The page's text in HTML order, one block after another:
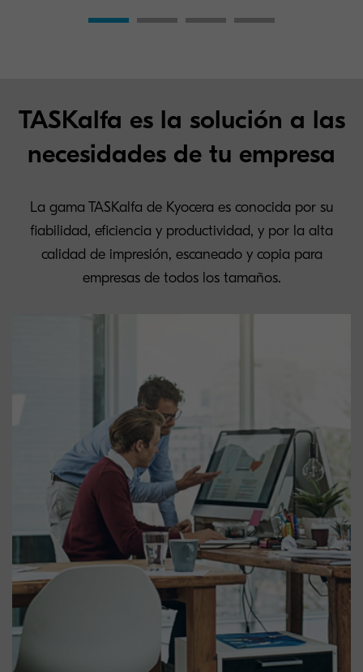
TASKalfa es la solución a las
necesidades de tu empresa
La gama TASKalfa de Kyocera es conocida por su
fiabilidad, eficiencia y productividad, y por la alta
calidad de impresión, escaneado y copia para
empresas de todos los tamaños.